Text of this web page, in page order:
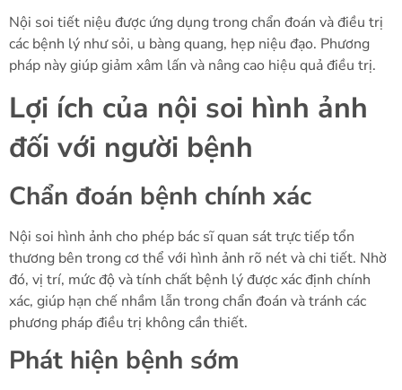
Nội soi tiết niệu được ứng dụng trong chẩn đoán và điều trị
các bệnh lý như sỏi, u bàng quang, hẹp niệu đạo. Phương
pháp này giúp giảm xâm lấn và nâng cao hiệu quả điều trị.
Lợi ích của nội soi hình ảnh
đối với người bệnh
Chẩn đoán bệnh chính xác
Nội soi hình ảnh cho phép bác sĩ quan sát trực tiếp tổn
thương bên trong cơ thể với hình ảnh rõ nét và chi tiết. Nhờ
đó, vị trí, mức độ và tính chất bệnh lý được xác định chính
xác, giúp hạn chế nhầm lẫn trong chẩn đoán và tránh các
phương pháp điều trị không cần thiết.
Phát hiện bệnh sớm